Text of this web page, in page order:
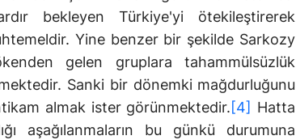
bekleyen Türkiye'yi ötekileştirerek
Yine benzer bir şekilde Sarkozy
gelen gruplara tahammülsüzlük
Sanki bir dönemki mağdurluğunu
almak ister görünmektedir.[4] Hatta
aşağılanmaların bu günkü durumuna